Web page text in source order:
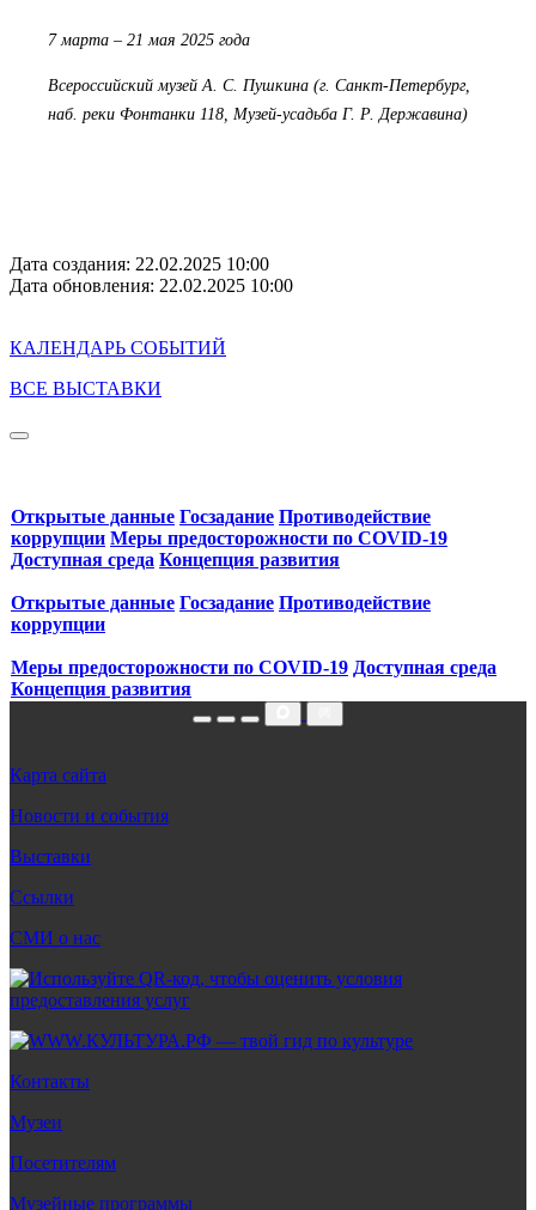
7 марта – 21 мая 2025 года
Всероссийский музей А. С. Пушкина (г. Санкт-Петербург,
наб. реки Фонтанки 118, Музей-усадьба Г. Р. Державина)
Дата создания: 22.02.2025 10:00
Дата обновления: 22.02.2025 10:00
КАЛЕНДАРЬ СОБЫТИЙ
ВСЕ ВЫСТАВКИ
Открытые данные Госзадание Противодействие
коррупции Меры предосторожности по COVID‑19
Доступная среда Концепция развития
Открытые данные Госзадание Противодействие
коррупции
Меры предосторожности по COVID‑19 Доступная среда
Концепция развития
Карта сайта
Новости и события
Выставки
Ссылки
СМИ о нас
Контакты
Музеи
Посетителям
Музейные программы